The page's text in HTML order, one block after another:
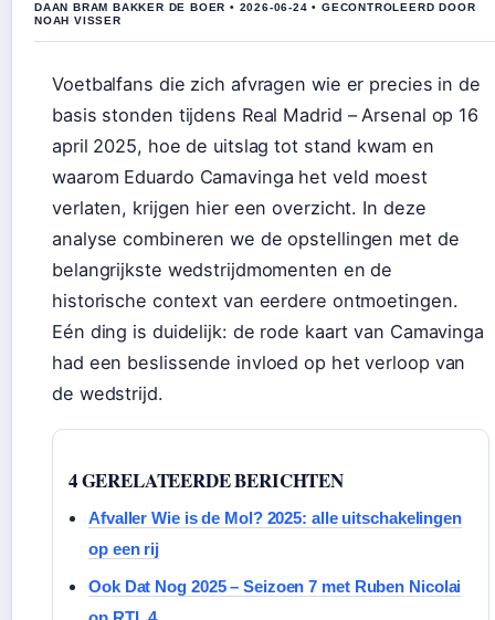
DAAN BRAM BAKKER DE BOER • 2026-06-24 • GECONTROLEERD DOOR
NOAH VISSER
Voetbalfans die zich afvragen wie er precies in de
basis stonden tijdens Real Madrid – Arsenal op 16
april 2025, hoe de uitslag tot stand kwam en
waarom Eduardo Camavinga het veld moest
verlaten, krijgen hier een overzicht. In deze
analyse combineren we de opstellingen met de
belangrijkste wedstrijdmomenten en de
historische context van eerdere ontmoetingen.
Eén ding is duidelijk: de rode kaart van Camavinga
had een beslissende invloed op het verloop van
de wedstrijd.
4 GERELATEERDE BERICHTEN
Afvaller Wie is de Mol? 2025: alle uitschakelingen
op een rij
Ook Dat Nog 2025 – Seizoen 7 met Ruben Nicolai